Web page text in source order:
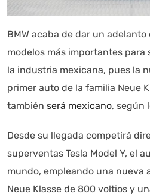
BMW acaba de dar un
modelos más importantes
la industria mexicana, pues la
primer auto de la familia Neue
también será mexicano, según
Desde su llegada competirá
superventas Tesla Model Y, el
mundo, empleando una nueva
Neue Klasse de 800 voltios y
Autoanalítica IA
buscando? "Este asistente con IA